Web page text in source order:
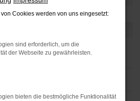
Cookies werden von uns eingesetzt:
sind erforderlich, um die
der Webseite zu gewährleisten.
bieten die bestmögliche Funktionalität